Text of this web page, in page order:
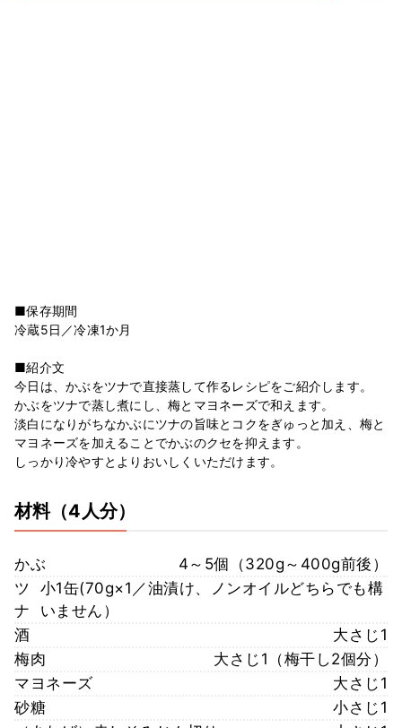
■保存期間
冷蔵5日／冷凍1か月
■紹介文
今日は、かぶをツナで直接蒸して作るレシピをご紹介します。
かぶをツナで蒸し煮にし、梅とマヨネーズで和えます。
淡白になりがちなかぶにツナの旨味とコクをぎゅっと加え、梅と
マヨネーズを加えることでかぶのクセを抑えます。
しっかり冷やすとよりおいしくいただけます。
材料（4人分）
かぶ
4～5個（320g～400g前後）
ツ
ナ
小1缶(70g×1／油漬け、ノンオイルどちらでも構
いません）
酒
大さじ1
梅肉
大さじ1（梅干し2個分）
マヨネーズ
大さじ1
砂糖
小さじ1